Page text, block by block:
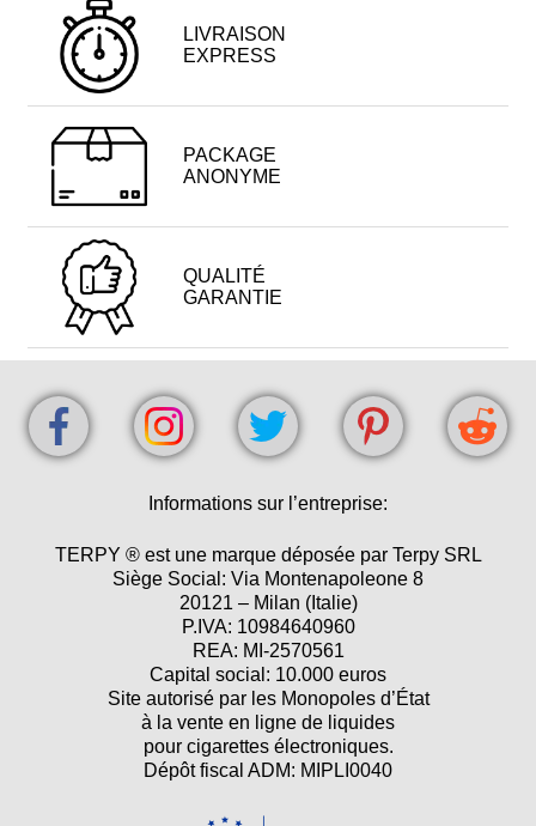
LIVRAISON
EXPRESS
PACKAGE
ANONYME
QUALITÉ
GARANTIE
Informations sur l’entreprise:
TERPY ® est une marque déposée par Terpy SRL
Siège Social: Via Montenapoleone 8
20121 – Milan (Italie)
P.IVA: 10984640960
REA: MI-2570561
Capital social: 10.000 euros
Site autorisé par les Monopoles d’État
à la vente en ligne de liquides
pour cigarettes électroniques.
Dépôt fiscal ADM: MIPLI0040